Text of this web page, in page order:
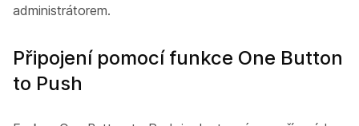
administrátorem.
Připojení pomocí funkce One Button
to Push